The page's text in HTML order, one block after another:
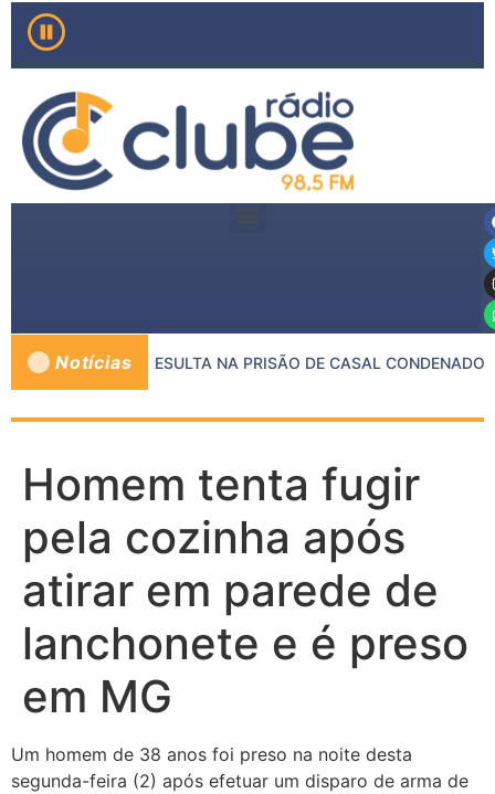
Notícias
MP E PMMG RESULTA NA PRISÃO DE CASAL CONDENADO
Homem tenta fugir
pela cozinha após
atirar em parede de
lanchonete e é preso
em MG
Um homem de 38 anos foi preso na noite desta
segunda-feira (2) após efetuar um disparo de arma de